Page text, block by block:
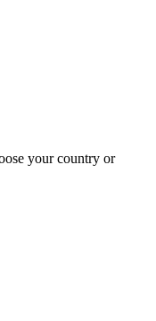
your country or